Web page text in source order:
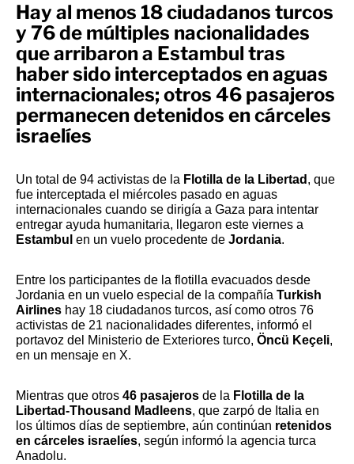
Hay al menos 18 ciudadanos turcos
y 76 de múltiples nacionalidades
que arribaron a Estambul tras
haber sido interceptados en aguas
internacionales; otros 46 pasajeros
permanecen detenidos en cárceles
israelíes
Un total de 94 activistas de la Flotilla de la Libertad , que
fue interceptada el miércoles pasado en aguas
internacionales cuando se dirigía a Gaza para intentar
entregar ayuda humanitaria, llegaron este viernes a
Estambul en un vuelo procedente de Jordania.
Entre los participantes de la flotilla evacuados desde
Jordania en un vuelo especial de la compañía Turkish
Airlines hay 18 ciudadanos turcos, así como otros 76
activistas de 21 nacionalidades diferentes, informó el
portavoz del Ministerio de Exteriores turco, Öncü Keçeli,
en un mensaje en X.
Mientras que otros 46 pasajeros de la Flotilla de la
Libertad-Thousand Madleens, que zarpó de Italia en
los últimos días de septiembre, aún continúan retenidos
en cárceles israelíes, según informó la agencia turca
Anadolu.